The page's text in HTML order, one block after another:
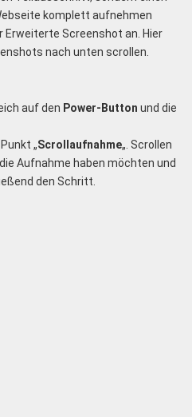
komplett aufnehmen
Screenshot an. Hier
nach unten scrollen.
auf den Power-Button und die
„Scrollaufnahme„. Scrollen
Aufnahme haben möchten und
den Schritt.